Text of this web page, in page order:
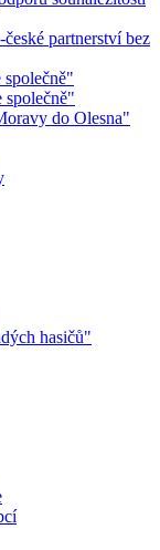
partnerství bez
do Olesna"
hasičů"